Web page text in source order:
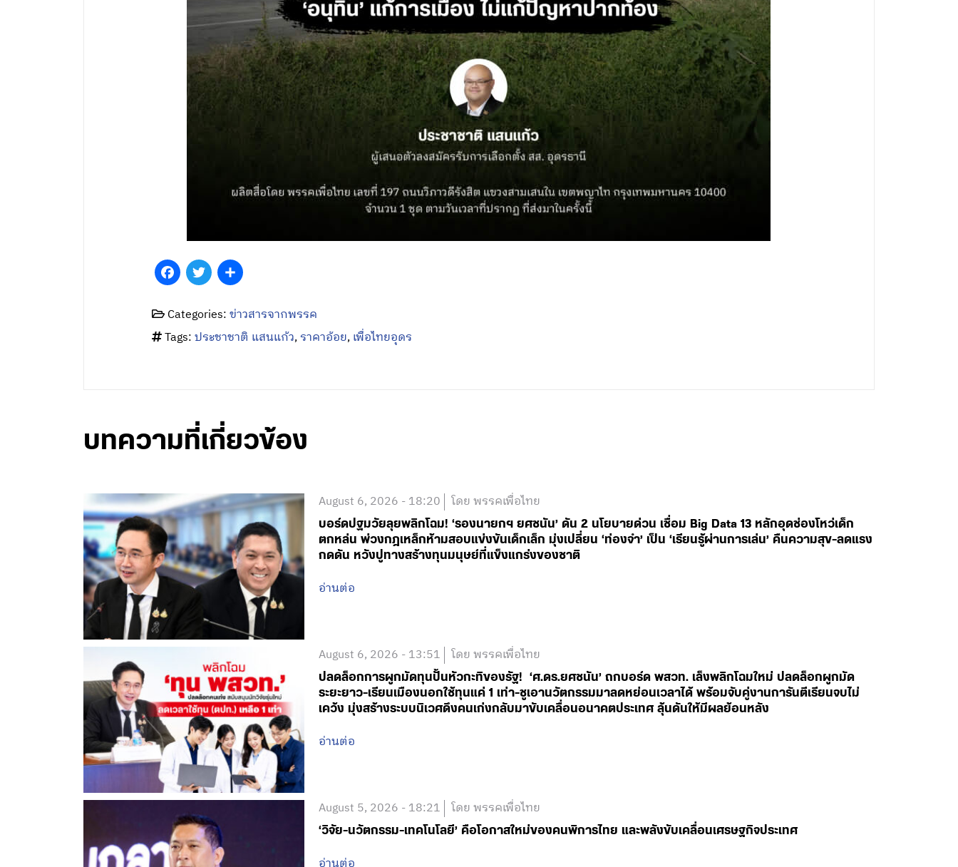
Facebook
TwitterShare
Categories:ข่าวสารจากพรรค
Tags:ประชาชาติ แสนแก้ว,ราคาอ้อย,เพื่อไทยอุดร
บทความที่เกี่ยวข้อง
August 6, 2026 - 18:20 โดย พรรคเพื่อไทย
บอร์ดปฐมวัยลุยพลิกโฉม! ‘รองนายกฯ ยศชนัน’ ดัน 2 นโยบายด่วน เชื่อม Big Data 13 หลักอุดช่องโหว่เด็ก
ตกหล่น พ่วงกฎเหล็กห้ามสอบแข่งขันเด็กเล็ก มุ่งเปลี่ยน ‘ท่องจำ’ เป็น ‘เรียนรู้ผ่านการเล่น’ คืนความสุข-ลดแรง
กดดัน หวังปูทางสร้างทุนมนุษย์ที่แข็งแกร่งของชาติ
อ่านต่อ
August 6, 2026 - 13:51 โดย พรรคเพื่อไทย
ปลดล็อกการผูกมัดทุนปั้นหัวกะทิของรัฐ! ‘ศ.ดร.ยศชนัน’ ถกบอร์ด พสวท. เล็งพลิกโฉมใหม่ ปลดล็อกผูกมัด
ระยะยาว-เรียนเมืองนอกใช้ทุนแค่ 1 เท่า-ชูเอานวัตกรรมมาลดหย่อนเวลาได้ พร้อมจับคู่งานการันตีเรียนจบไม่
เคว้ง มุ่งสร้างระบบนิเวศดึงคนเก่งกลับมาขับเคลื่อนอนาคตประเทศ ลุ้นดันให้มีผลย้อนหลัง
อ่านต่อ
August 5, 2026 - 18:21 โดย พรรคเพื่อไทย
‘วิจัย-นวัตกรรม-เทคโนโลยี’ คือโอกาสใหม่ของคนพิการไทย และพลังขับเคลื่อนเศรษฐกิจประเทศ